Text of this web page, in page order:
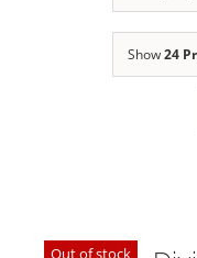
Show24
Out of stock